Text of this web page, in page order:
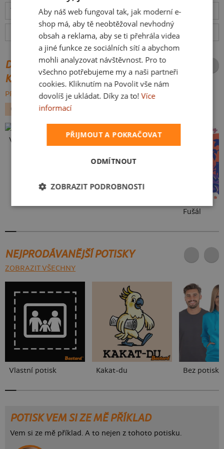
Tabulka velikostí: Jakou vybrat?
Hodnocení: 4.92 recenzí)
DALŠÍ POTISKY ZE STEJNÉ
KATEGORIE
PROCHÁZET VŠE:
GEEK
POVOLÁNÍ
Vlastní potisk To je moje s ženou
Fušál
NEJPRODÁVANĚJŠÍ POTISKY
ZOBRAZIT VŠECHNY
Vlastní potisk Kakat-du Bez potisku
POTISK VEM SI ZE MĚ PŘÍKLAD
Vem si ze mě příklad. A to nejen z tohoto potisku.
SLOVAK
Aby náš web fungoval tak, jak moderní e-
shop má, aby tě neobtěžoval nevhodný
obsah a reklama, aby se ti přehrála videa
a jiné funkce ze sociálních sítí a abychom
mohli analyzovat návštěvnost. Pro to
všechno potřebujeme my a naši partneři
cookies. Kliknutím na Povolit vše nám
dovolíš je ukládat. Díky za to! Více
informací
PŘIJMOUT A POKRAČOVAT
ODMÍTNOUT
ZOBRAZIT PODROBNOSTI